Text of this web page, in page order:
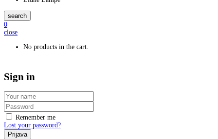
search
0
close
No products in the cart.
Sign in
Remember me
Lost your password?